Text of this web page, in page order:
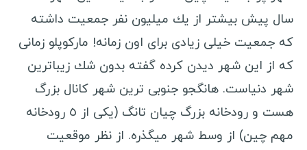
ویزا کانادا
ویزا استرالیا
ویزا چین
سفرنامه صربستان
سال پیش بیشتر از یك میلیون نفر جمعیت داشته
که جمعیت خیلی زیادی برای اون زمانه! ماركوپلو زمانی
كه از این شهر دیدن كرده گفته بدون شك زیباترین
شهر دنیاست. هانگجو جنوبی ترین شهر کانال بزرگ
هست و رودخانه بزرگ چیان تانگ (یكی از ٥ رودخانه
مهم چین) از وسط شهر میگذره. از نظر موقعیت